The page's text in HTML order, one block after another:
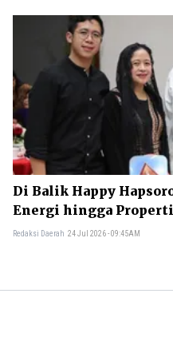
Di Balik Happy
Energi hingga Properti
Redaksi Daerah 24 Jul 2026 - 09:45AM